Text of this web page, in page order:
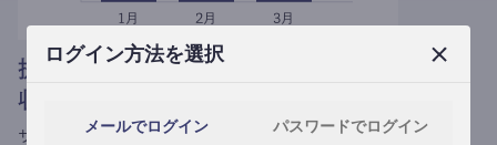
ログイン方法を選択
メールでログイン パスワードでログイン
提携媒体による記事買い取りで
収益がプラスされる
サブスク収益にメディアへの記事提供の売り上げをプラスできま